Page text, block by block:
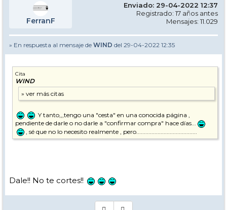
FerranF
Enviado: 29-04-2022 12:37
Registrado: 17 años antes
Mensajes: 11.029
» En respuesta al mensaje de WIND del 29-04-2022 12:35
Cita
WIND
Y tanto,,,tengo una "cesta" en una conocida página ,
pendiente de darle o no darle a "confirmar compra" hace días...
, sé que no lo necesito realmente , pero........................................
Dale!! No te cortes!!